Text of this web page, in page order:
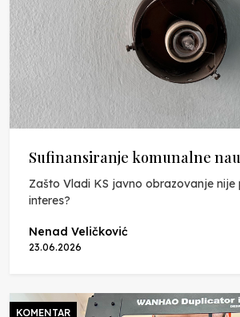
Sufinansiranje komunalne
Zašto Vladi KS javno obrazovanje nije
interes?
Nenad Veličković
23.06.2026
KOMENTAR